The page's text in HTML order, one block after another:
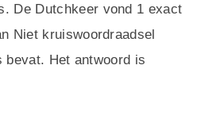
De Dutchkeer vond 1 exact
Niet kruiswoordraadsel
Het antwoord is